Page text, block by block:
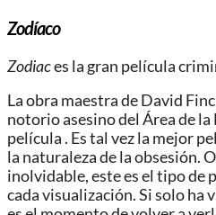
Zodíaco
Zodiaces la gran película
La obra maestra de David
notorio asesino del Área de la
película . Es tal vez la mejor
la naturaleza de la obsesión.
inolvidable, este es el tipo de
cada visualización. Si solo ha